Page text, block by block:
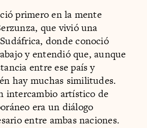
primero en la mente
que vivió una
donde conoció
y entendió que, aunque
entre ese país y
hay muchas similitudes.
intercambio artístico de
era un diálogo
entre ambas naciones.